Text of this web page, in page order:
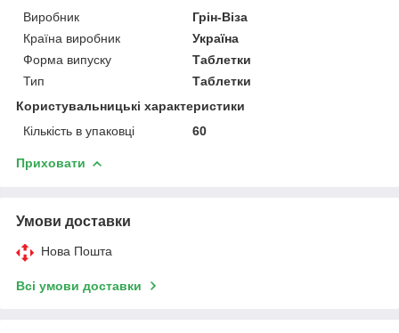
Виробник
Грін-Віза
Країна виробник
Україна
Форма випуску
Таблетки
Тип
Таблетки
Користувальницькі характеристики
Кількість в упаковці
60
Приховати
Умови доставки
Нова Пошта
Всі умови доставки